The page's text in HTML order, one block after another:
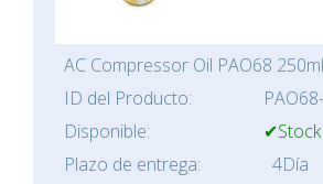
AC Compressor Oil PAO68
ID del Producto:
Disponible:
✔Stock
Plazo de entrega:
4Día